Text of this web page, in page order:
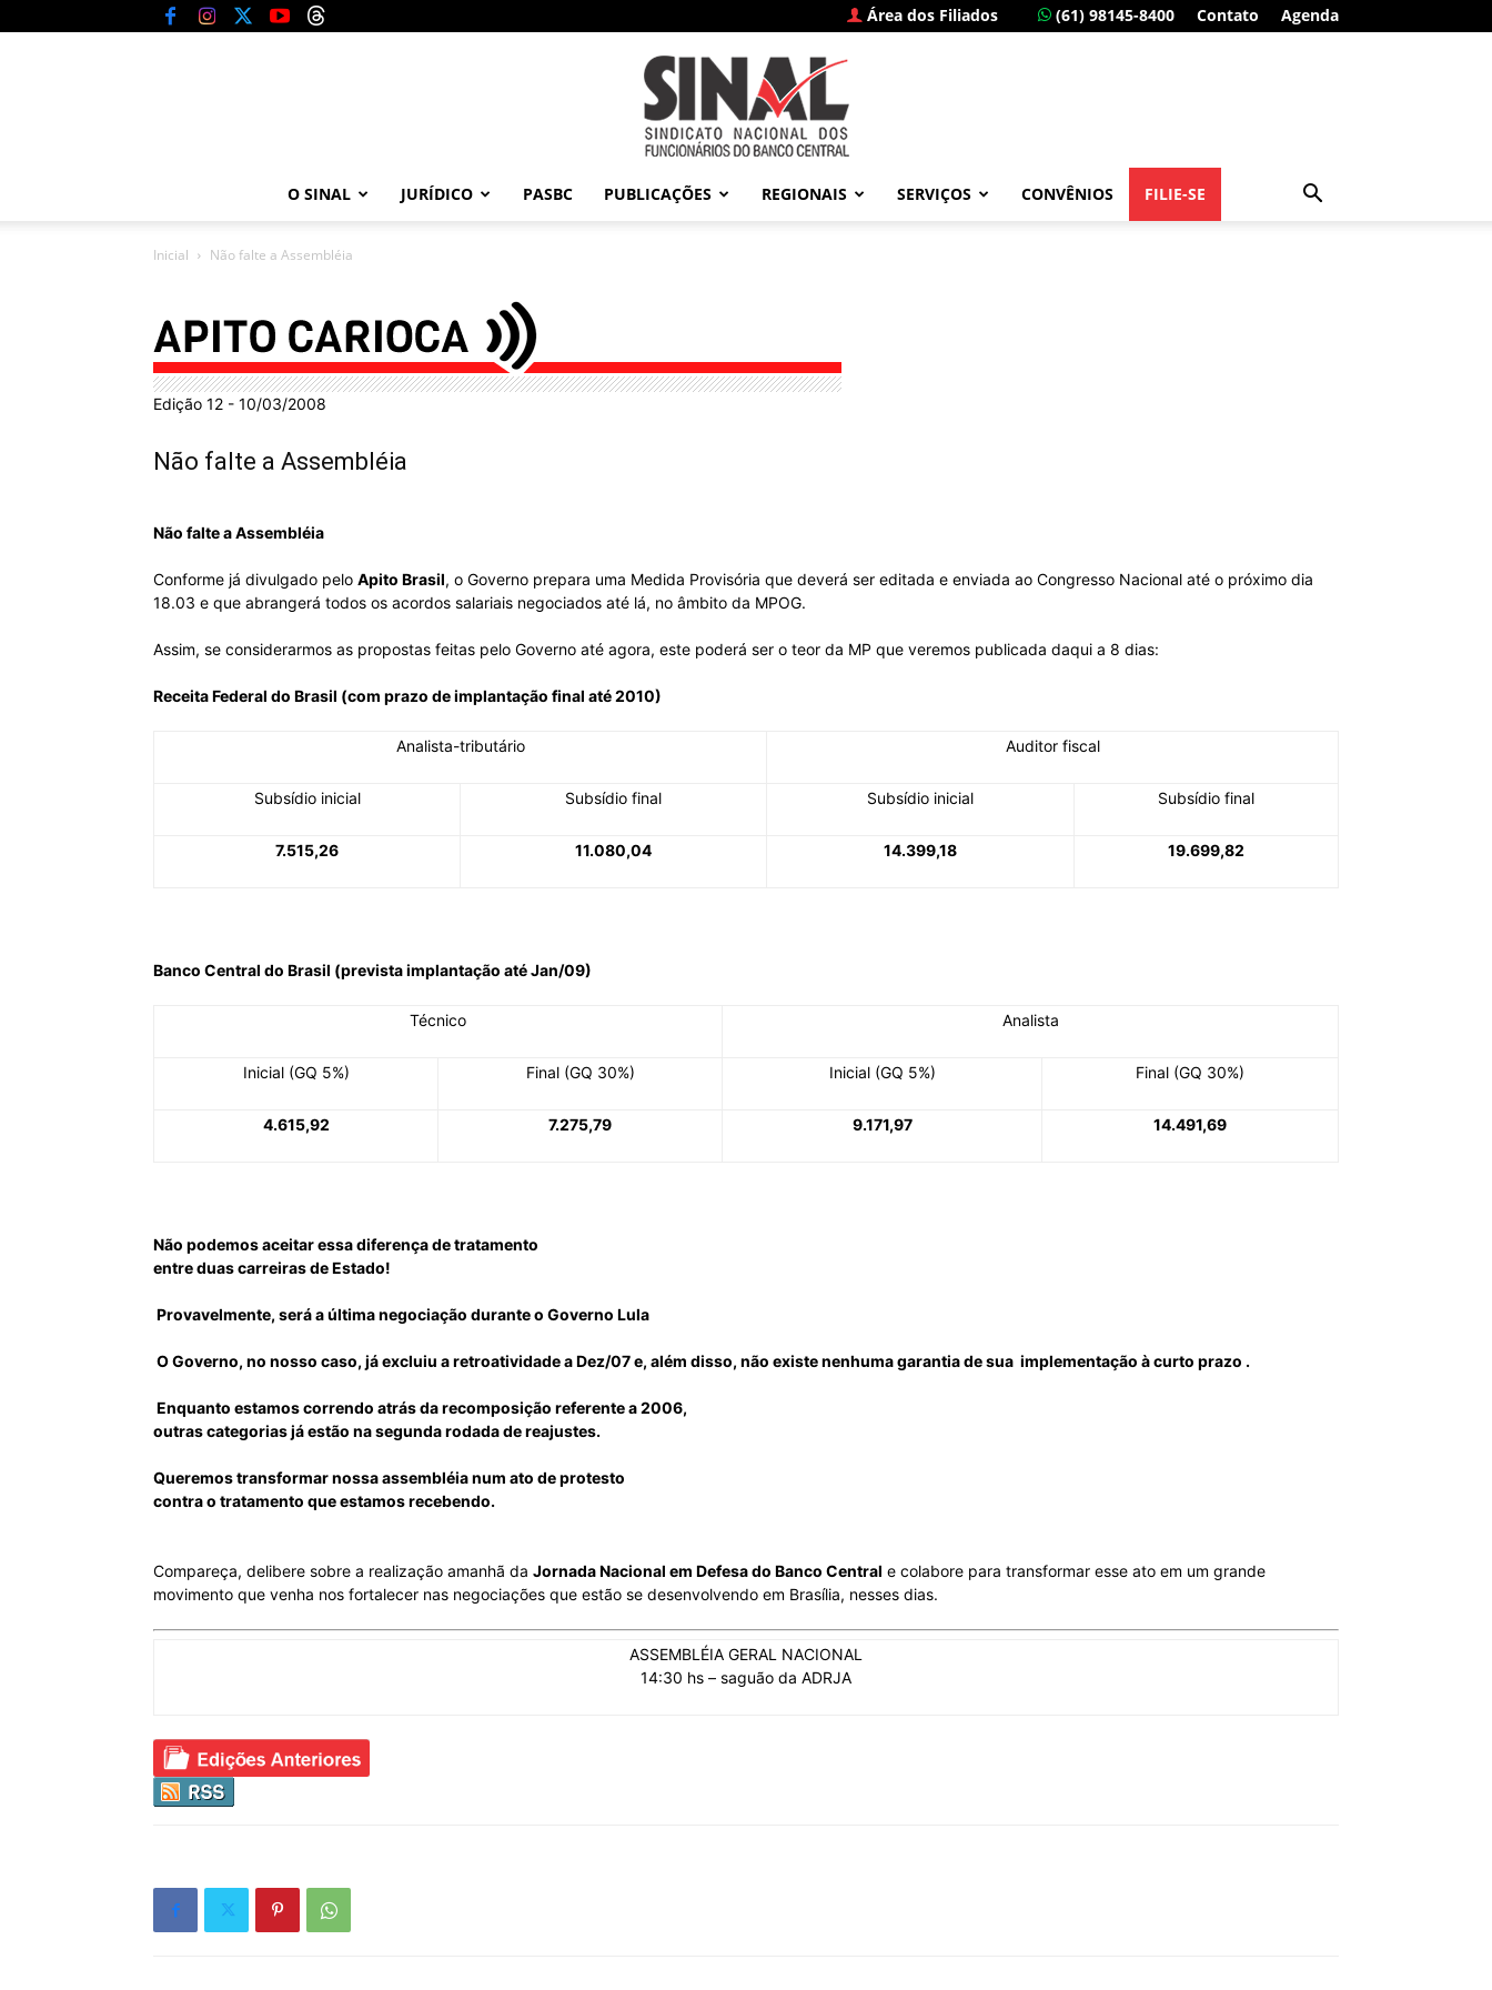
Área dos Filiados (61) 98145-8400 Contato Agenda
–
Nacional
O SINAL JURÍDICO PASBC PUBLICAÇÕES REGIONAIS SERVIÇOS CONVÊNIOS FILIE-SE
Inicial Não falte a Assembléia
Edição 12 - 10/03/2008
Não falte a Assembléia
Não falte a Assembléia
Conforme já divulgado pelo Apito Brasil, o Governo prepara uma Medida Provisória que deverá ser editada e enviada ao Congresso Nacional até o próximo dia
18.03 e que abrangerá todos os acordos salariais negociados até lá, no âmbito da MPOG.
Assim, se considerarmos as propostas feitas pelo Governo até agora, este poderá ser o teor da MP que veremos publicada daqui a 8 dias:
Receita Federal do Brasil (com prazo de implantação final até 2010)
Analista-tributário Auditor fiscal
Subsídio inicial Subsídio final Subsídio inicial Subsídio final
7.515,26 11.080,04 14.399,18 19.699,82
Banco Central do Brasil (prevista implantação até Jan/09)
Técnico Analista
Inicial (GQ 5%) Final (GQ 30%) Inicial (GQ 5%) Final (GQ 30%)
4.615,92 7.275,79 9.171,97 14.491,69
Não podemos aceitar essa diferença de tratamento
entre duas carreiras de Estado!
Provavelmente, será a última negociação durante o Governo Lula
O Governo, no nosso caso, já excluiu a retroatividade a Dez/07 e, além disso, não existe nenhuma garantia de sua implementação à curto prazo .
Enquanto estamos correndo atrás da recomposição referente a 2006,
outras categorias já estão na segunda rodada de reajustes.
Queremos transformar nossa assembléia num ato de protesto
contra o tratamento que estamos recebendo.
Compareça, delibere sobre a realização amanhã da Jornada Nacional em Defesa do Banco Central e colabore para transformar esse ato em um grande
movimento que venha nos fortalecer nas negociações que estão se desenvolvendo em Brasília, nesses dias.
ASSEMBLÉIA GERAL NACIONAL
14:30 hs – saguão da ADRJA